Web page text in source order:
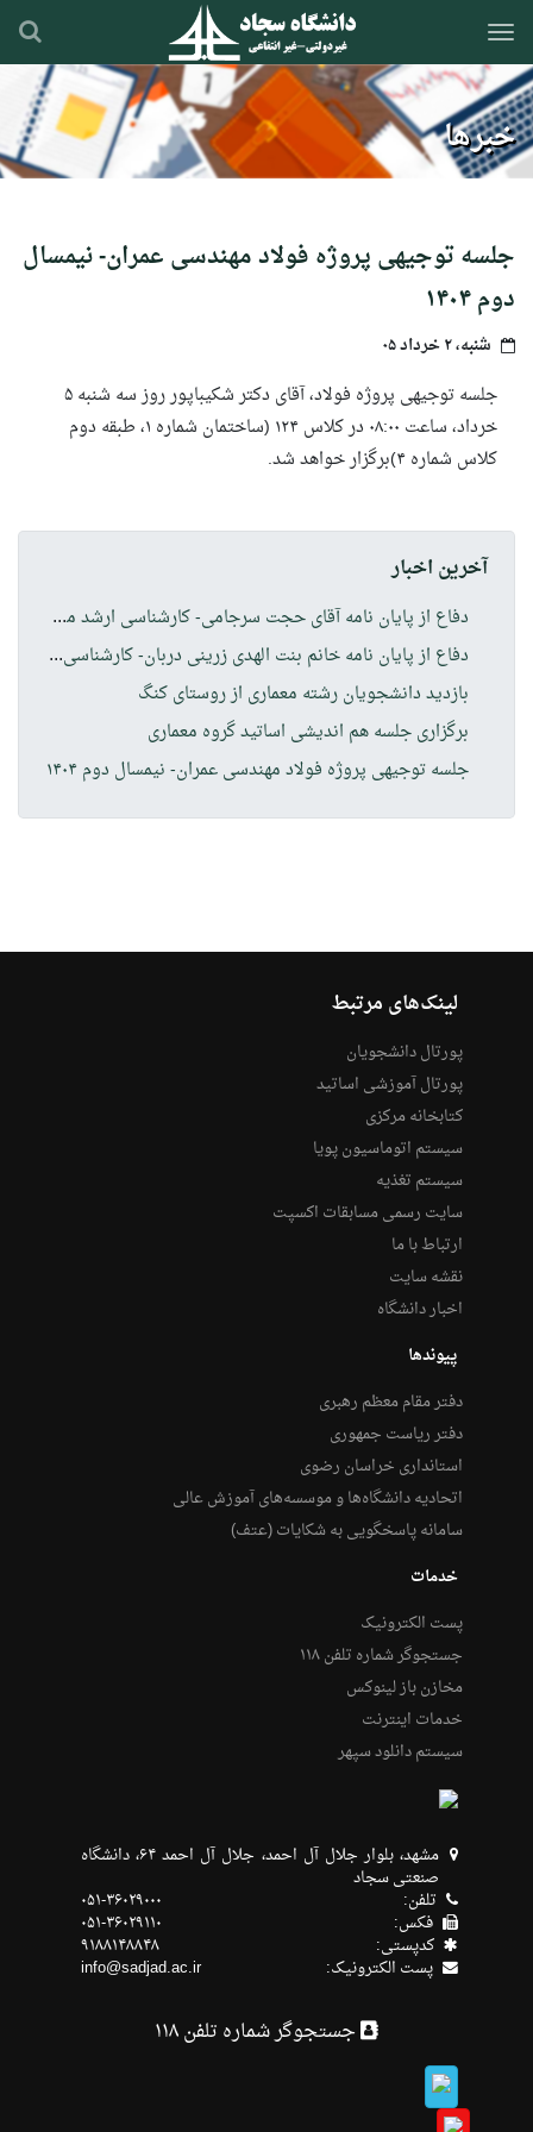
رفتن
محتوای
اصلی
خبرها
جلسه توجیهی پروژه فولاد مهندسی عمران- نیمسال
دوم ۱۴۰۴
شنبه، ۲ خرداد ۰۵
جلسه توجیهی پروژه فولاد، آقای دکتر شکیباپور روز سه شنبه ۵
خرداد، ساعت ۰۸:۰۰ در کلاس ۱۲۴ (ساختمان شماره ۱، طبقه دوم
کلاس شماره ۴)برگزار خواهد شد.
آخرین اخبار
دفا
ع از پایان نامه آقای حجت سرجامی- کارشناسی ارشد مهندسی معماری
دفا
ع از پایان نامه خانم بنت الهدی زرینی دربان- کارشناسی ارشد مهندسی معماری
بازدید دانشجویان رشته معماری از روستای کنگ
برگزاری جلسه هم اندیشی اساتید گروه معماری
جلسه توجیهی پروژه فولاد مهندسی عمران- نیمسال دوم ۱۴۰۴
لینک‌های مرتبط
پورتال دانشجویان
پورتال آموزشی اساتید
کتابخانه مرکزی
سیستم اتوماسیون پویا
سیستم تغذیه
سایت رسمی مسابقات اکسپت
ارتباط با ما
نقشه سایت
اخبار دانشگاه
پیوندها
دفتر مقام معظم رهبری
دفتر ریاست جمهوری
استانداری خراسان رضوی
اتحادیه دانشگاه‌ها و موسسه‌های آموزش عالی
سامانه پاسخگویی به شکایات (عتف)
خدمات
پست الکترونیک
جستجوگر شماره تلفن ۱۱۸
مخازن باز لینوکس
خدمات اینترنت
سیستم دانلود سپهر
مشهد، بلوار جلال آل احمد، جلال آل احمد ۶۴، دانشگاه
صنعتی سجاد
تلفن: ۰۵۱-۳۶۰۲۹۰۰۰
فکس: ۰۵۱-۳۶۰۲۹۱۱۰
كدپستی: ۹۱۸۸۱۴۸۸۴۸
پست الکترونیک: info@sadjad.ac.ir
جستجوگر شماره تلفن ۱۱۸